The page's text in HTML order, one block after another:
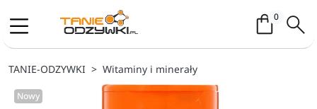
0Koszyk /
TANIE-ODZYWKI Witaminy i minerały
Nowy